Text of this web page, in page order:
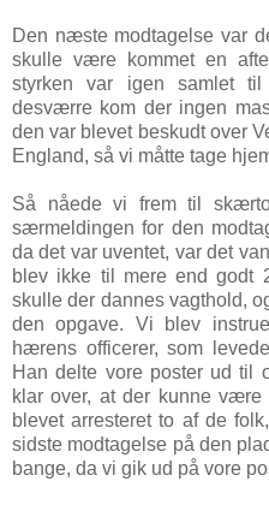
Den næste modtagelse var
skulle være kommet en
styrken var igen samlet
desværre kom der ingen
den var blevet beskudt over
England, så vi måtte tage
Så nåede vi frem til
særmeldingen for den
da det var uventet, var det
blev ikke til mere end godt
skulle der dannes vagthold,
den opgave. Vi blev
hærens officerer, som
Han delte vore poster ud til
klar over, at der kunne
blevet arresteret to af de
sidste modtagelse på den
bange, da vi gik ud på vore